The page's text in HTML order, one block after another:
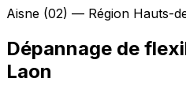
Aisne (02) — Région Hauts-
Dépannage de
Laon